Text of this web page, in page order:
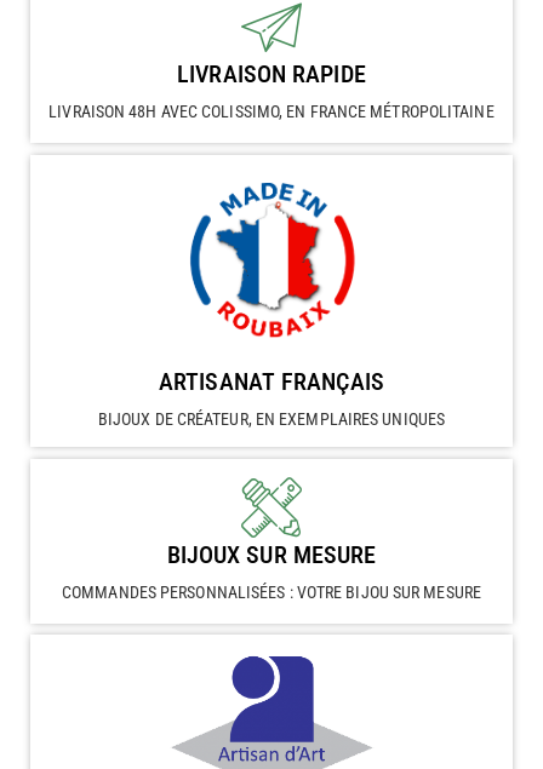
LIVRAISON RAPIDE
LIVRAISON 48H AVEC COLISSIMO, EN FRANCE MÉTROPOLITAINE
ARTISANAT FRANÇAIS
BIJOUX DE CRÉATEUR, EN EXEMPLAIRES UNIQUES
BIJOUX SUR MESURE
COMMANDES PERSONNALISÉES : VOTRE BIJOU SUR MESURE